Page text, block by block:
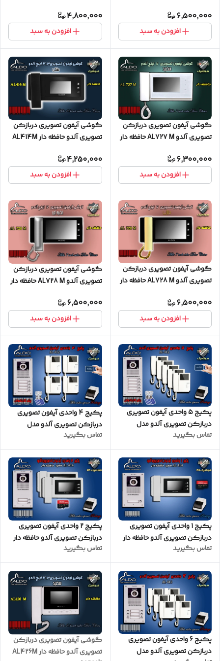
6,500,000
افزودن به سبد
4,800,000
افزودن به سبد
گوشی آیفون تصویری دربازکن
تصویری آلدو AL727 M حافظه دار
6,300,000
افزودن به سبد
گوشی آیفون تصویری دربازکن
تصویری آلدو حافظه دار AL414M
4,250,000
افزودن به سبد
گوشی آیفون تصویری دربازکن
تصویری آلدو AL728 M حافظه دار
6,500,000
افزودن به سبد
گوشی آیفون تصویری دربازکن
تصویری آلدو AL728 M حافظه دار
6,500,000
افزودن به سبد
پکیج 5 واحدی آیفون تصویری
دربازکن تصویری آلدو مدل
AL412 پنل کارتخوان
تماس بگیرید
پکیج 4 واحدی آیفون تصویری
دربازکن تصویری آلدو مدل
AL412 پنل کارتخوان
تماس بگیرید
پکیج 1 واحدی آیفون تصویری
دربازکن تصویری آلدو حافظه دار
مدل AL414M پنل ساده سفید
تماس بگیرید
پکیج 2 واحدی آیفون تصویری
دربازکن تصویری آلدو حافظه دار
مدل AL414M پنل ساده سفید
تماس بگیرید
پکیج 6 واحدی آیفون تصویری
دربازکن تصویری آلدو مدل
گوشی آیفون تصویری دربازکن
تصویری آلدو حافظه دار AL426M